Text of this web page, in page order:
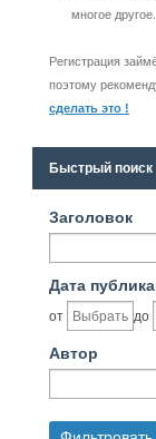
многое другое.
Регистрация
поэтому
сделать это !
Быстрый поиск
Заголовок
Дата
от до
Автор